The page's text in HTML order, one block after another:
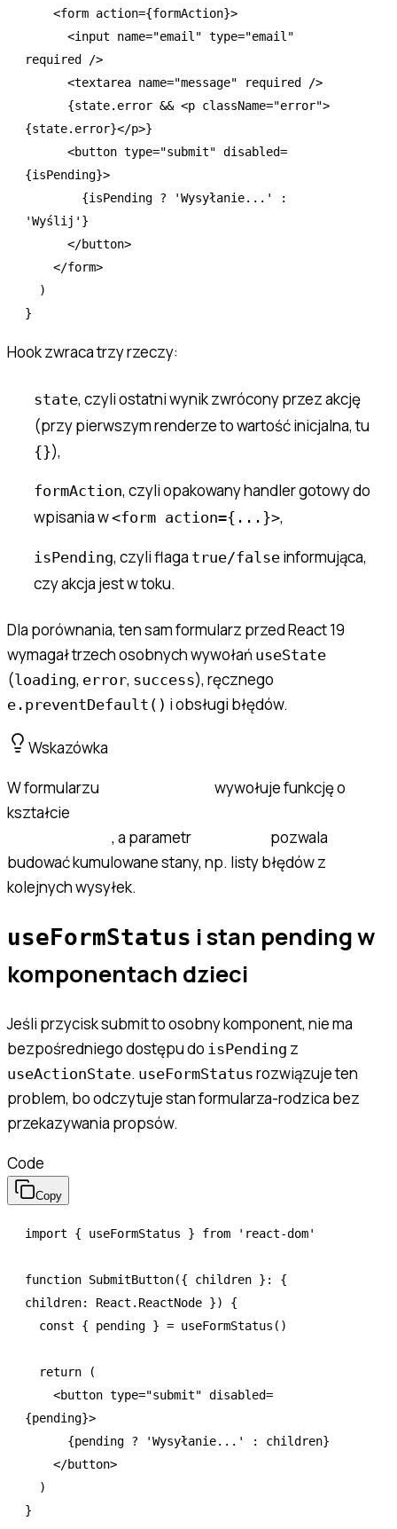
    <
form action={formAction}>
      <
input name="email" type="email"
required
/>
      <
textarea name="message" required
/>
      {
state.error && <p className="error">
{state.error}</p>}
      <
button type="submit" disabled=
{isPending}>
        {isPending
? 'Wysyłanie...'
:
'Wyślij' }
      </
button>
    </
form>
  )
}
Hook zwraca trzy rzeczy:
state, czyli ostatni wynik zwrócony przez akcję
(przy pierwszym renderze to wartość inicjalna, tu
{}),
formAction, czyli opakowany handler gotowy do
wpisania w<form action={...}>,
isPending, czyli flaga true/false informująca,
czy akcja jest w toku.
Dla porównania, ten sam formularz przed React 19
wymagał trzech osobnych wywołań useState
(loading, error, success), ręcznego
e.preventDefault() i obsługi błędów.
Wskazówka
W formularzu
wywołuje funkcję o
kształcie
, a parametr
pozwala
budować kumulowane stany, np. listy błędów z
kolejnych wysyłek.
useFormStatus i stan pending w
komponentach dzieci
Jeśli przycisk submit to osobny komponent, nie ma
bezpośredniego dostępu do isPending z
useActionState. useFormStatus rozwiązuje ten
problem, bo odczytuje stan formularza-rodzica bez
przekazywania propsów.
Code
Copy
import { useFormStatus } from 'react-dom'
function SubmitButton({ children } :
{
children: React . ReactNode }) {
  const
{ pending } = useFormStatus ()
  return
(
    <
button type="submit" disabled=
{pending}>
      {pending
? 'Wysyłanie...' :
children}
    </
button>
  )
}